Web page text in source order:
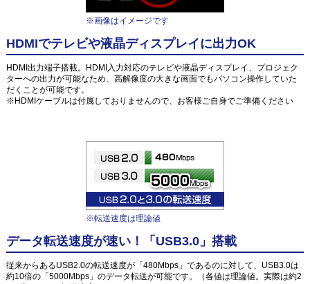
※画像はイメージです
HDMIでテレビや液晶ディスプレイに出力OK
HDMI出力端子搭載。HDMI入力対応のテレビや液晶ディスプレイ、プロジェク
ターへの出力が可能なため、高解像度の大きな画面でもパソコン操作していた
だくことが可能です。
※HDMIケーブルは付属しておりませんので、お客様ご自身でご準備ください
※転送速度は理論値
データ転送速度が速い！「USB3.0」搭載
従来からあるUSB2.0の転送速度が「480Mbps」であるのに対して、USB3.0は
約10倍の「5000Mbps」のデータ転送が可能です。（各値は理論値。実際は約2